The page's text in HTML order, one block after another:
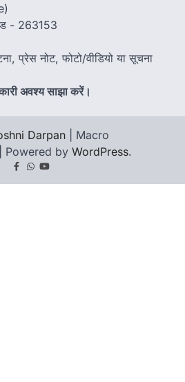
- 263153
प्रेस नोट, फोटो/वीडियो या सूचना
अवश्य साझा करें।
Darpan | Macro
| Powered by WordPress.
Facebook
Whatsapp
youtube